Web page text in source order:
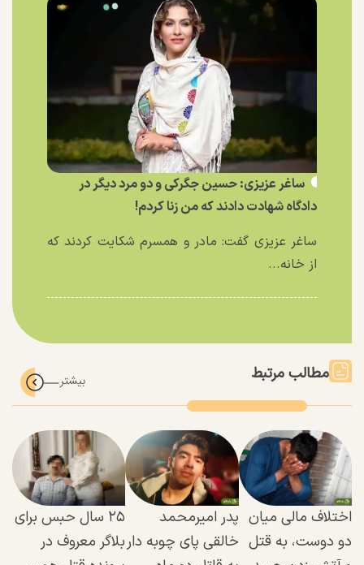
ساغر عزیزی: حسین جگرکی و دو مرد دیگر در
دادگاه شهادت دادند که من زنا کردم!
ساغر عزیزی گفت: مادر و همسرم شکایت کردند که
از خانه...
مطالب مرتبط
اختلاف مالی میان
دو دوست، به قتل
پدر امیرمحمد
خالقی پای چوبه دار
۲۵ سال حبس برای
بلاگر معروف در